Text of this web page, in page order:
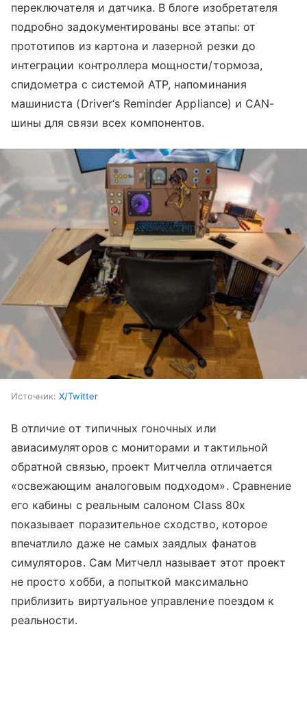
переключателя и датчика. В блоге изобретателя
подробно задокументированы все этапы: от
прототипов из картона и лазерной резки до
интеграции контроллера мощности/тормоза,
спидометра с системой ATP, напоминания
машиниста (Driver‘s Reminder Appliance) и CAN-
шины для связи всех компонентов.
Источник: X/Twitter
В отличие от типичных гоночных или
авиасимуляторов с мониторами и тактильной
обратной связью, проект Митчелла отличается
«освежающим аналоговым подходом». Сравнение
его кабины с реальным салоном Class 80x
показывает поразительное сходство, которое
впечатлило даже не самых заядлых фанатов
симуляторов. Сам Митчелл называет этот проект
не просто хобби, а попыткой максимально
приблизить виртуальное управление поездом к
реальности.